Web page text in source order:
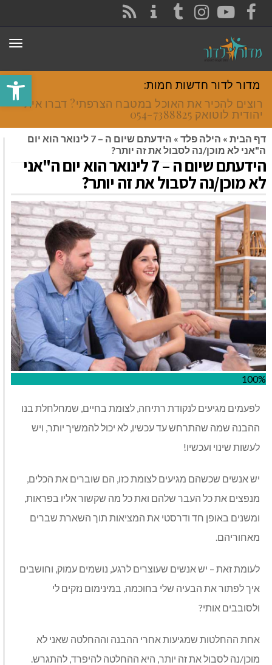
פתח
FACEBOOK
YOUTUBE
INSTAGRAM
TUMBLR
מדור לדור חדשות חמות:
רוצים להכיר את האוכל במטבח הצרפתי? דברו איתי
יהודית לוטואק 054-7388825.
דף הבית » הילה פלד »
הידעתם שיום ה – 7 לינואר הוא יום
ה"אני לא מוכן/נה לסבול את זה יותר?
הידעתם שיום ה – 7 לינואר הוא יום ה"אני
לא מוכן/נה לסבול את זה יותר?
100%
לפעמים מגיעים לנקודת רתיחה, לצומת בחיים, שמחלחלת בנו
ההבנה שמה שהתרחש עד עכשיו, לא יכול להמשיך יותר, ויש
לעשות שינוי ועכשיו!
יש אנשים שכשהם מגיעים לצומת כזו, הם שוברים את הכלים,
מנפצים את כל העבר שלהם ואת כל מה שקשור אליו בפראות,
ומשנים באופן חד ודרסטי את המציאות תוך השארת שברים
מאחוריהם.
לעומת זאת – יש אנשים שעוצרים לרגע, נושמים עמוק, וחושבים
איך לפתור את הבעיה שלי בחוכמה, במינימום נזקים לי
ולסובבים אותי?
אחת ההחלטות שמגיעות אחרי ההבנה וההחלטה שאני לא
מוכן/נה לסבול את זה יותר, היא ההחלטה להיפרד, להתגרש.